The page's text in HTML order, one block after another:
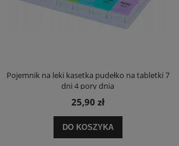
Pojemnik na leki kasetka pudełko na tabletki 7
dni 4 pory dnia
25,90 zł
DO KOSZYKA